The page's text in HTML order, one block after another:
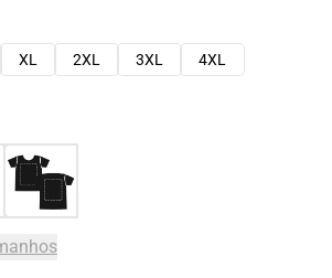
XL 2XL 3XL
4XL